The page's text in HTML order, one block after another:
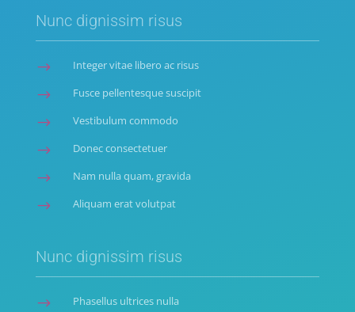
Nunc dignissim risus
$ Integer vitae libero ac risus
$ Fusce pellentesque suscipit
$ Vestibulum commodo
$ Donec consectetuer
$ Nam nulla quam, gravida
$ Aliquam erat volutpat
Nunc dignissim risus
$ Phasellus ultrices nulla